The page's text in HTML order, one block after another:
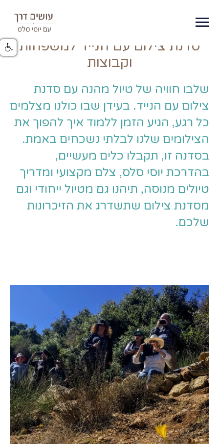
סדנת צילום עם הנייד למשפחות
וקבוצות
שלבו חוויה של טיול מהנה עם סדנת
צילום עם הנייד. בעידן שבו כולנו מצלמים
כל רגע, הגיע הזמן ללמוד איך להפוך את
הצילומים שלנו לבלתי נשכחים באמת.
בסדנה זו, תקבלו כלים מעשיים,
בהדרכת יוסי סלס, צלם מקצועי ומדריך
טיולים מנוסה, תיהנו גם מטיול ייחודי וגם
מסדנת צילום שתשדרג את הזיכרונות
שלכם.